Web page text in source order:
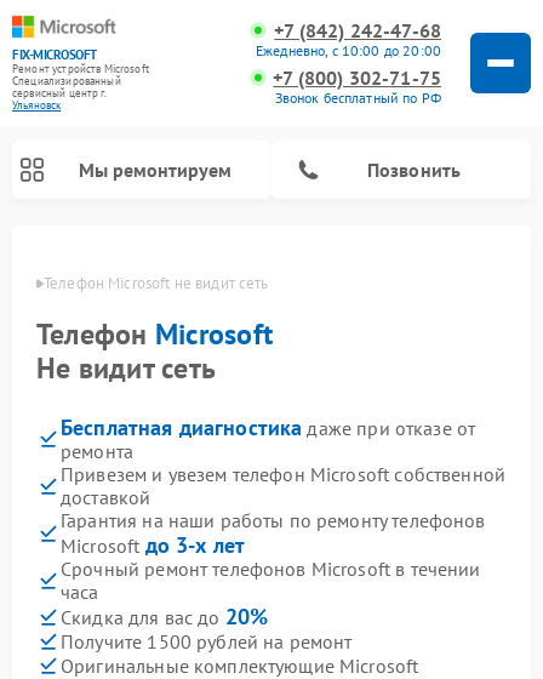
FIX-MICROSOFT
Ремонт устройств Microsoft
Специализированный
cервисный центр г.
Ульяновск
+7 (842) 242-47-68
Ежедневно, с 10:00 до 20:00
+7 (800) 302-71-75
Звонок бесплатный по РФ
Мы ремонтируем Позвонить
Телефон Microsoft не видит сеть
Телефон Microsoft
Не видит сеть
Бесплатная диагностика даже при отказе от
ремонта
Привезем и увезем телефон Microsoft собственной
доставкой
Гарантия на наши работы по ремонту телефонов
Microsoft до 3-х лет
Срочный ремонт телефонов Microsoft в течении
часа
Скидка для вас до 20%
Получите 1500 рублей на ремонт
Оригинальные комплектующие Microsoft